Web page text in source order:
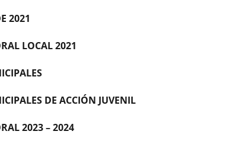
2021
LOCAL 2021
DE ACCIÓN JUVENIL
2023 – 2024